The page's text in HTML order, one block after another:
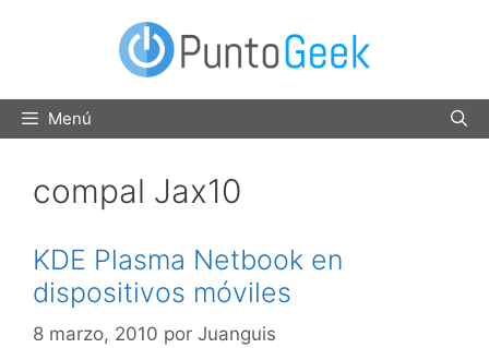
Menú
compal Jax10
KDE Plasma Netbook en
dispositivos móviles
8 marzo, 2010 por Juanguis